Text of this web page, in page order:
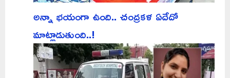
అన్నా భయంగా ఉంది.. చంద్రకళ ఏదేదో
మాట్లాడుతుంది..!